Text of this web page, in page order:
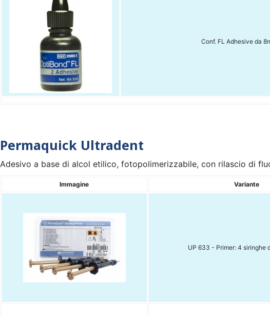
Conf. FL Adhesive da
Permaquick Ultradent
Adesivo a base di alcol etilico, fotopolimerizzabile, con rilascio di
Immagine Variante
UP 633 - Primer: 4 siringhe